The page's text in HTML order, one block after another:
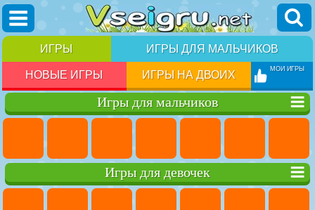
ИГРЫ ИГРЫ ДЛЯ МАЛЬЧИКОВ
НОВЫЕ ИГРЫ ИГРЫ НА ДВОИХ МОИ ИГРЫ
Игры для мальчиков
Игры для девочек